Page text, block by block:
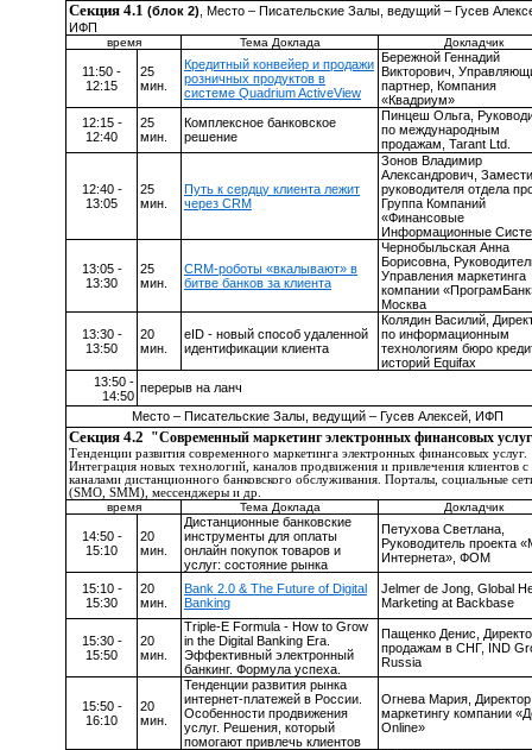
Секция 4.1 (блок 2) , Место – Писательские Залы, ведущий – Гусев
ИФП
время Тема Доклада Докладчик
11:50 -
12:15
25
мин.
Кредитный конвейер и продажи
розничных продуктов в
системе Quadrium ActiveView
Бережной Геннадий
Викторович,
партнер, Компания
«Квадриум»
12:15 -
12:40
25
мин.
Комплексное банковское
решение
Пинцеш Ольга,
по международным
продажам, Tarant Ltd.
12:40 -
13:05
25
мин.
Путь к сердцу клиента лежит
через CRM
Зонов Владимир
Александрович,
руководителя отдела
Группа Компаний
«Финансовые
Информационные
13:05-
13:30
25
мин.
CRM-роботы «вкалывают» в
битве банков за клиента
Чернобыльская Анна
Борисовна,
Управления маркетинга
компании
Москва
13:30 -
13:50
20
мин.
eID - новый способ удаленной
идентификации клиента
Колядин Василий,
по информационным
технологиям бюро
историй Equifax
13:50 -
14:50
перерыв на ланч
Место – Писательские Залы, ведущий – Гусев Алексей, ИФП
Секция 4.2 "Современный маркетинг электронных финансовых
Тенденции развития современного маркетинга электронных финансовых услуг.
Интеграция новых технологий, каналов продвижения и привлечения клиентов с
каналами дистанционного банковского обслуживания. Порталы, социальные
(SMO, SMM), мессенджеры и др.
время
Тема Доклада Докладчик
14:50 -
15:10
20
мин.
Дистанционные банковские
инструменты для оплаты
онлайн покупок товаров и
услуг: состояние рынка
Петухова Светлана,
Руководитель проекта
Интернета», ФОМ
15:10 -
15:30
20
мин.
Bank 2.0 & The Future of Digital
Banking
Jelmer de Jong, Global
Marketing at Backbase
15:30 -
15:50
20
мин
Triple-E Formula - How to Grow
in the Digital Banking Era.
Эффективный электронный
банкинг. Формула успеха.
Пащенко Денис,
продажам в СНГ, IND
Russia
15:50 -
16:10
20
мин
Тенденции развития рынка
интернет-платежей в России.
Особенности продвижения
услуг. Решения, который
помогают привлечь клиентов
Огнева Мария,
маркетингу компании
Online»